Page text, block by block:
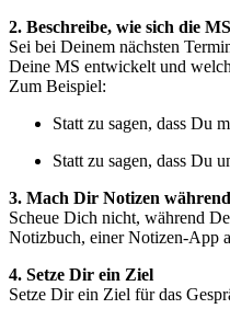
2. Beschreibe, wie sich die
Sei bei Deinem nächsten
Deine MS entwickelt und
Zum Beispiel:
Statt zu sagen, dass Du
Statt zu sagen, dass Du
3. Mach Dir Notizen
Scheue Dich nicht, während
Notizbuch, einer Notizen-App
4. Setze Dir ein Ziel
Setze Dir ein Ziel für das